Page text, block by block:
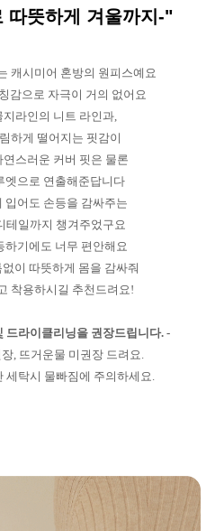
따뜻하게 겨울까지-"
캐시미어 혼방의 원피스예요
감으로 자극이 거의 없어요
지라인의 니트 라인과,
하게 떨어지는 핏감이
스러운 커버 핏은 물론
엣으로 연출해준답니다
입어도 손등을 감싸주는
테일까지 챙겨주었구요
하기에도 너무 편안해요
이 따뜻하게 몸을 감싸줘
착용하시길 추천드려요!
드라이클리닝을 권장드립니다. -
, 뜨거운물 미권장 드려요.
세탁시 물빠짐에 주의하세요.